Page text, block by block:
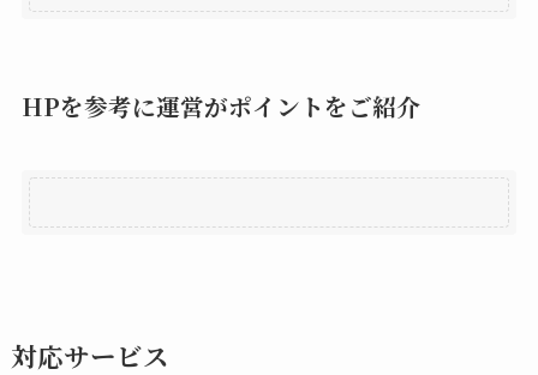
HPを参考に運営がポイントをご紹介
対応サービス